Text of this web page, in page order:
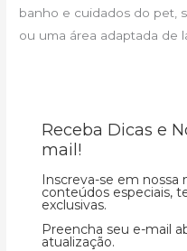
banho e cuidados do pet,
ou uma área adaptada de
Receba Dicas e
mail!
Inscreva-se em nossa
conteúdos especiais,
exclusivas.
Preencha seu e-mail
atualização.